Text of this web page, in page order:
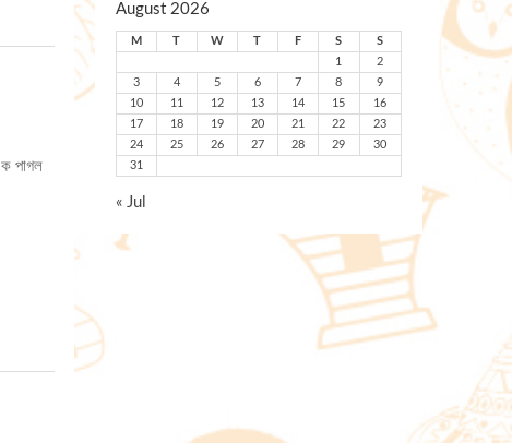
পাগল
August 2026
M W F S
S
1
2
3
4 5 6 7 8
9
10
11 12 13 14 15
16
17
18 19 20 21 22
23
24
25 26 27 28 29
30
31
« Jul